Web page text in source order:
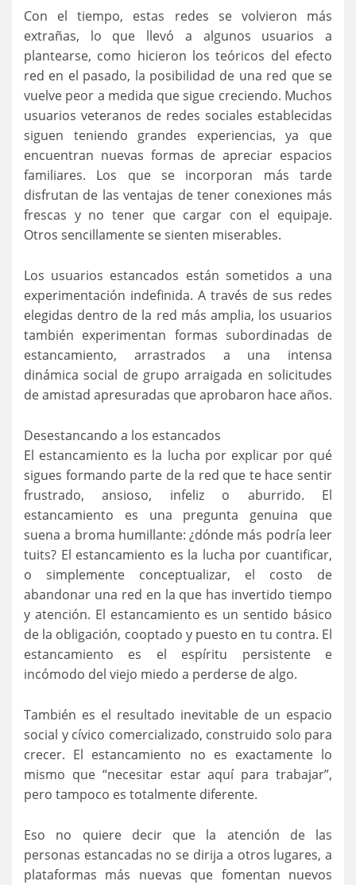
Con el tiempo, estas redes se volvieron más
extrañas, lo que llevó a algunos usuarios a
plantearse, como hicieron los teóricos del efecto
red en el pasado, la posibilidad de una red que se
vuelve peor a medida que sigue creciendo. Muchos
usuarios veteranos de redes sociales establecidas
siguen teniendo grandes experiencias, ya que
encuentran nuevas formas de apreciar espacios
familiares. Los que se incorporan más tarde
disfrutan de las ventajas de tener conexiones más
frescas y no tener que cargar con el equipaje.
Otros sencillamente se sienten miserables.
Los usuarios estancados están sometidos a una
experimentación indefinida. A través de sus redes
elegidas dentro de la red más amplia, los usuarios
también experimentan formas subordinadas de
estancamiento, arrastrados a una intensa
dinámica social de grupo arraigada en solicitudes
de amistad apresuradas que aprobaron hace años.
Desestancando a los estancados
El estancamiento es la lucha por explicar por qué
sigues formando parte de la red que te hace sentir
frustrado, ansioso, infeliz o aburrido. El
estancamiento es una pregunta genuina que
suena a broma humillante: ¿dónde más podría leer
tuits? El estancamiento es la lucha por cuantificar,
o simplemente conceptualizar, el costo de
abandonar una red en la que has invertido tiempo
y atención. El estancamiento es un sentido básico
de la obligación, cooptado y puesto en tu contra. El
estancamiento es el espíritu persistente e
incómodo del viejo miedo a perderse de algo.
También es el resultado inevitable de un espacio
social y cívico comercializado, construido solo para
crecer. El estancamiento no es exactamente lo
mismo que “necesitar estar aquí para trabajar”,
pero tampoco es totalmente diferente.
Eso no quiere decir que la atención de las
personas estancadas no se dirija a otros lugares, a
plataformas más nuevas que fomentan nuevos